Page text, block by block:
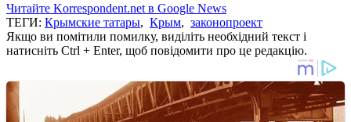
Читайте Korrespondent.net в Google News
ТЕГИ: Крымские татары, Крым, законопроект
Якщо ви помітили помилку, виділіть необхідний текст і
натисніть Ctrl + Enter, щоб повідомити про це редакцію.